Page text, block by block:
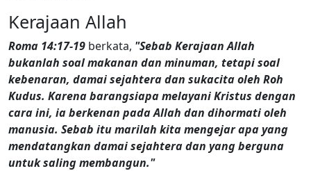
Kerajaan Allah
Roma 14:17-19 berkata, "Sebab Kerajaan Allah
bukanlah soal makanan dan minuman, tetapi soal
kebenaran, damai sejahtera dan sukacita oleh Roh
Kudus. Karena barangsiapa melayani Kristus dengan
cara ini, ia berkenan pada Allah dan dihormati oleh
manusia. Sebab itu marilah kita mengejar apa yang
mendatangkan damai sejahtera dan yang berguna
untuk saling membangun."